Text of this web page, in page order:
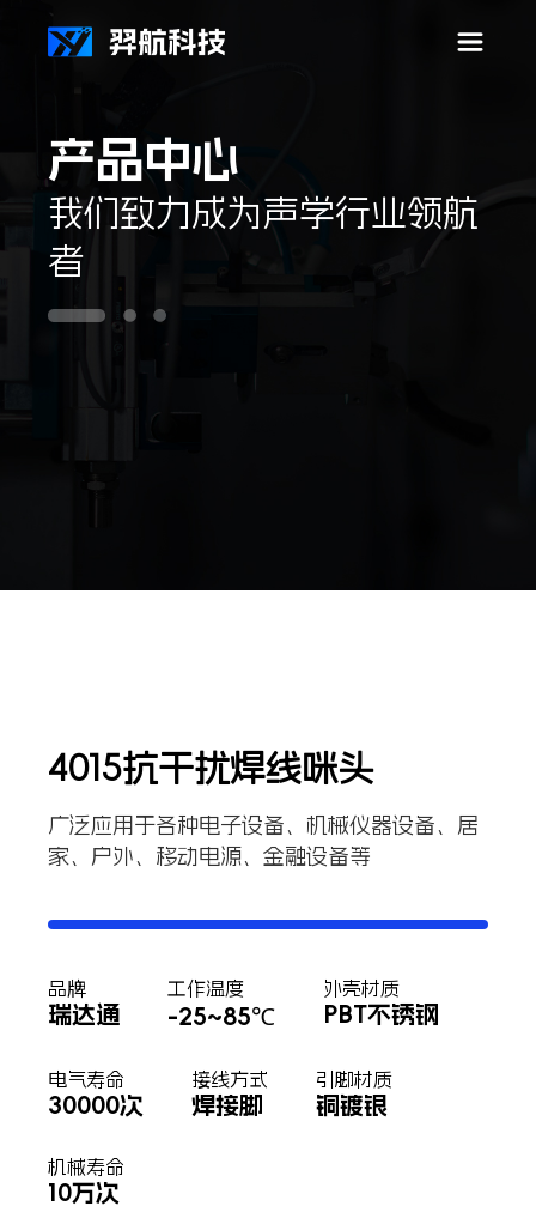
产品中心
我们致力成为声学行业领航
者
4015抗干扰焊线咪头
广泛应用于各种电子设备、机械仪器设备、居
家、户外、移动电源、金融设备等
品牌
瑞达通
工作温度
-25~85℃
外壳材质
PBT不锈钢
电气寿命
30000次
接线方式
焊接脚
引脚材质
铜镀银
机械寿命
10万次